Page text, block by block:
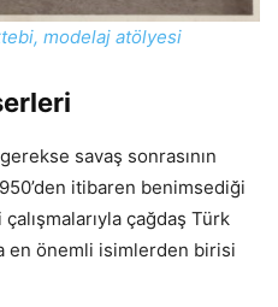
modelaj atölyesi
savaş sonrasının
itibaren benimsediği
çağdaş Türk
en önemli isimlerden birisi